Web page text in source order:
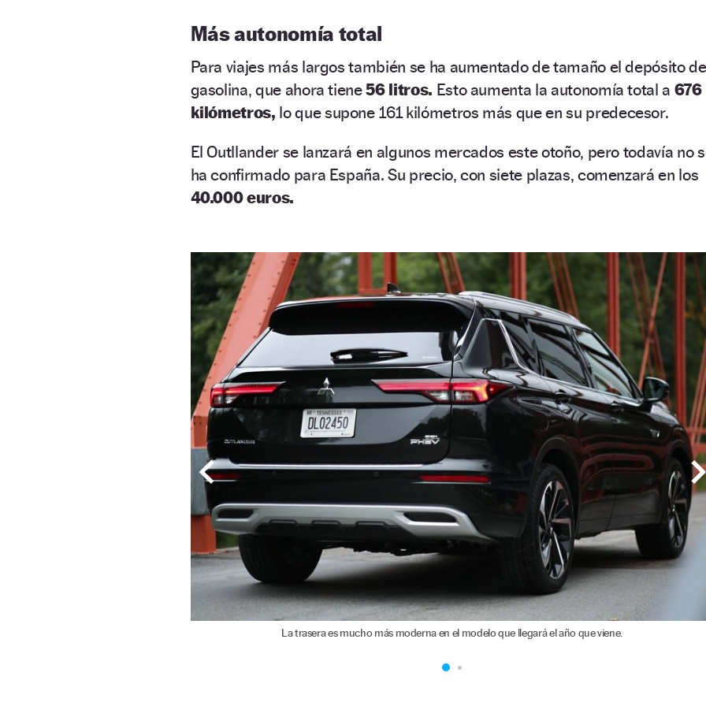
Más autonomía total
Para viajes más largos también se ha aumentado de tamaño el depósito de
gasolina, que ahora tiene56 litros. Esto aumenta la autonomía total a 676
kilómetros, lo que supone 161 kilómetros más que en su predecesor.
El Outllander se lanzará en algunos mercados este otoño, pero todavía no
ha confirmado para España. Su precio, con siete plazas, comenzará en los
40.000 euros.
La trasera es mucho más moderna en el modelo que llegará el año que viene.